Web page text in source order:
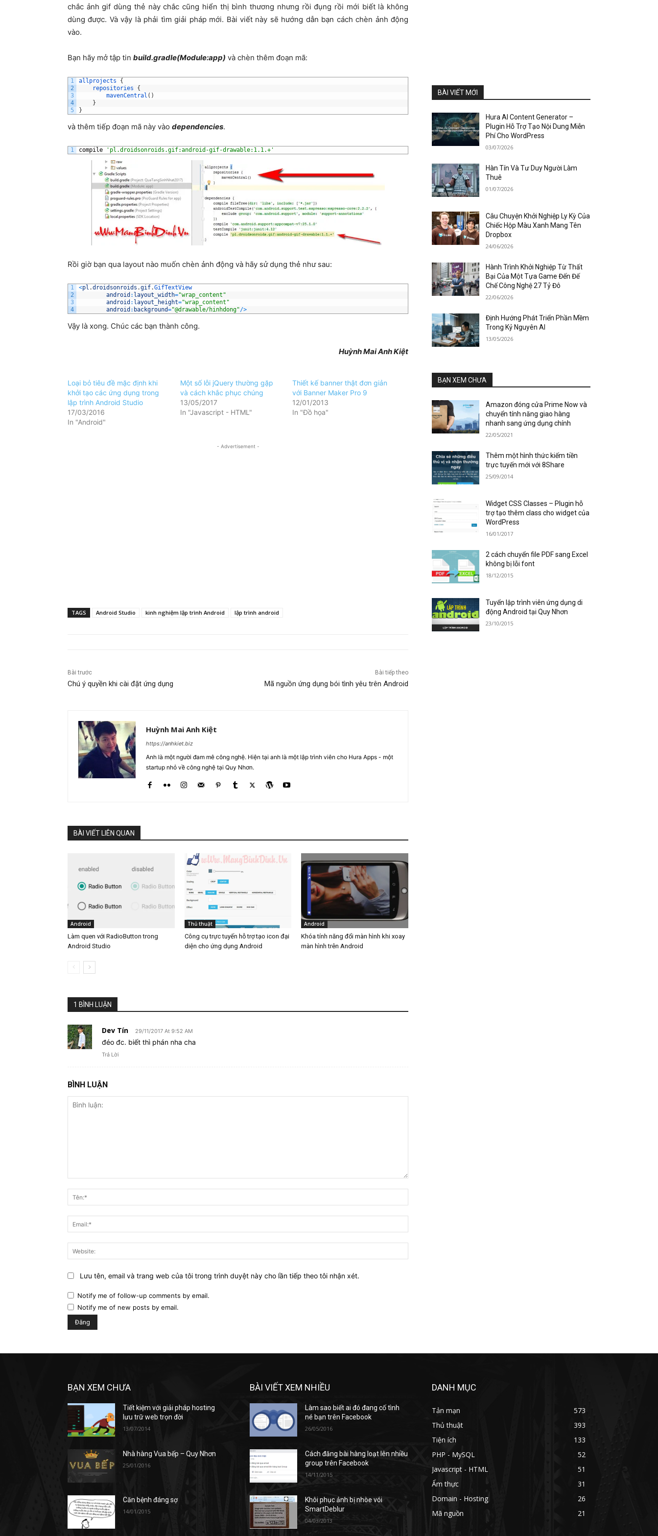
chắc ảnh gif dùng thẻ này chắc cũng hiển thị bình thương nhưng rồi đụng rồi mới biết là không
dùng được. Và vậy là phải tìm giải pháp mới. Bài viết này sẽ hướng dẫn bạn cách chèn ảnh động
vào.
Bạn hãy mở tập tin build.gradle(Module:app) và chèn thêm đoạn mã:
1
2
3
4
5
allprojects
{
repositories
{
mavenCentral ( )
}
}
và thêm tiếp đoạn mã này vào dependencies.
1 compile 'pl.droidsonroids.gif:android-gif-drawable:1.1.+'
Rồi giờ bạn qua layout nào muốn chèn ảnh động và hãy sử dụng thẻ như sau:
1
2
3
4
<pl .droidsonroids .gif.GifTextView
android : layout_width="wrap_content"
android : layout_height="wrap_content"
android : background="@drawable/hinhdong"/>
Vậy là xong. Chúc các bạn thành công.
Huỳnh Mai Anh Kiệt
Loại bỏ tiêu đề mặc định khi
khởi tạo các ứng dụng trong
lập trình Android Studio
17/03/2016
In "Android"
Một số lỗi jQuery thường gặp
và cách khắc phục chúng
13/05/2017
In "Javascript - HTML"
Thiết kế banner thật đơn giản
với Banner Maker Pro 9
12/01/2013
In "Đồ họa"
- Advertisement -
TAGS Android Studio kinh nghiệm lập trình Android lập trình android
Bài trước
Chú ý quyền khi cài đặt ứng dụng
Bài tiếp theo
Mã nguồn ứng dụng bói tình yêu trên Android
Huỳnh Mai Anh Kiệt
https://anhkiet.biz
Anh là một người đam mê công nghệ. Hiện tại anh là một lập trình viên cho Hura Apps - một
startup nhỏ về công nghệ tại Quy Nhơn.
BÀI VIẾT LIÊN QUAN
Android
Làm quen với RadioButton trong
Android Studio
Thủ thuật
Công cụ trực tuyến hỗ trợ tạo icon đại
diện cho ứng dụng Android
Android
Khóa tính năng đổi màn hình khi xoay
màn hình trên Android
1 BÌNH LUẬN
Dev Tín 29/11/2017 At 9:52 AM
đéo đc. biết thì phán nha cha
Trả Lời
BÌNH LUẬN
luận:
Lưu tên, email và trang web của tôi trong trình duyệt này cho lần tiếp theo tôi nhận xét.
Notify me of follow-up comments by email.
Notify me of new posts by email.
BÀI VIẾT MỚI
Hura AI Content Generator –
Plugin Hỗ Trợ Tạo Nội Dung Miễn
Phí Cho WordPress
03/07/2026
Hàn Tín Và Tư Duy Người Làm
Thuê
01/07/2026
Câu Chuyện Khởi Nghiệp Ly Kỳ Của
Chiếc Hộp Màu Xanh Mang Tên
Dropbox
24/06/2026
Hành Trình Khởi Nghiệp Từ Thất
Bại Của Một Tựa Game Đến Đế
Chế Công Nghệ 27 Tỷ Đô
22/06/2026
Định Hướng Phát Triển Phần Mềm
Trong Kỷ Nguyên AI
13/05/2026
BẠN XEM CHƯA
Amazon đóng cửa Prime Now và
chuyển tính năng giao hàng
nhanh sang ứng dụng chính
22/05/2021
Thêm một hình thức kiếm tiền
trực tuyến mới với 8Share
25/09/2014
Widget CSS Classes – Plugin hỗ
trợ tạo thêm class cho widget của
WordPress
16/01/2017
2 cách chuyển file PDF sang Excel
không bị lỗi font
18/12/2015
Tuyển lập trình viên ứng dụng di
động Android tại Quy Nhơn
23/10/2015
BẠN XEM CHƯA
Tiết kiệm với giải pháp hosting
lưu trữ web trọn đời
13/07/2014
Nhà hàng Vua bếp – Quy Nhơn
25/01/2016
Căn bệnh đáng sợ
14/01/2015
BÀI VIẾT XEM NHIỀU
Làm sao biết ai đó đang cố tình
né bạn trên Facebook
26/05/2016
Cách đăng bài hàng loạt lên nhiều
group trên Facebook
14/11/2015
Khôi phục ảnh bị nhòe vói
SmartDeblur
04/03/2013
DANH MỤC
Tản mạn
573
Thủ thuật
393
Tiện ích
133
PHP - MySQL
52
Javascript - HTML
51
Ẩm thực
31
Domain - Hosting
26
Mã nguồn
21